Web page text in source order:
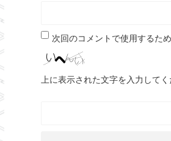
次回のコメントで使用するた
上に表示された文字を入力してく